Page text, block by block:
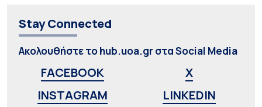
Stay Connected
Ακολουθήστε το hub.uoa.gr στα Social Media
FACEBOOK
X
INSTAGRAM
LINKEDIN